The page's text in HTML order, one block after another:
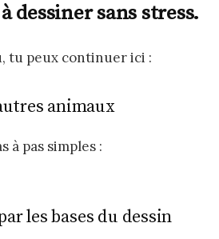
dessiner sans stress.
tu peux continuer ici :
animaux
à pas simples :
les bases du dessin